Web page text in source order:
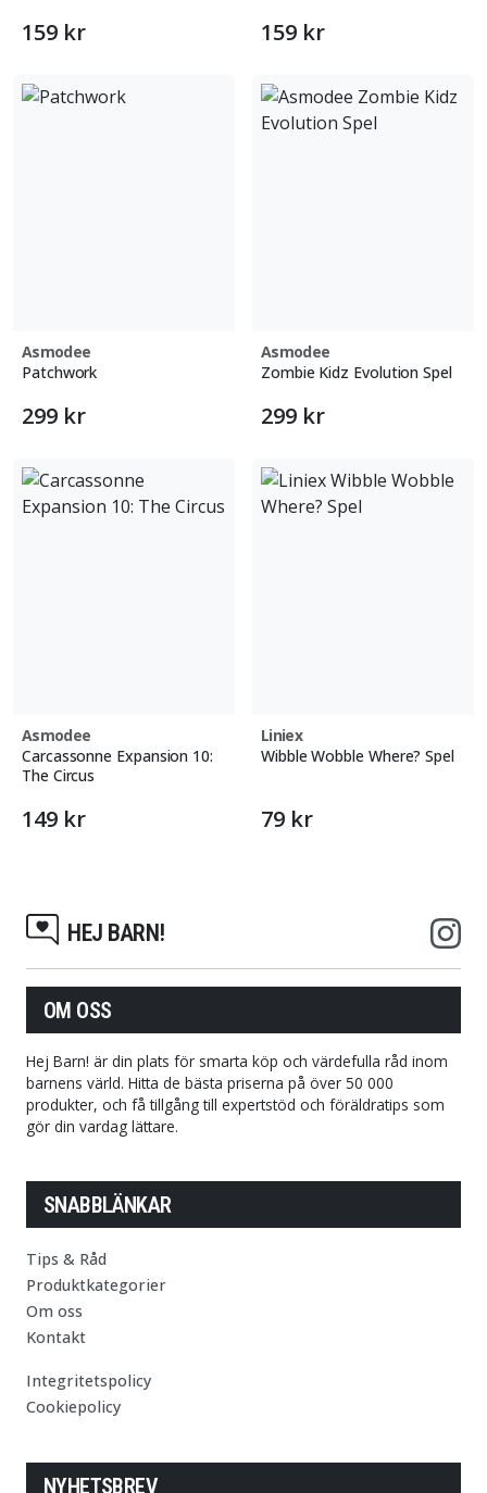
159 kr 159 kr
Asmodee
Patchwork
299 kr
Asmodee
Zombie Kidz Evolution Spel
299 kr
Asmodee
Carcassonne Expansion 10:
The Circus
149 kr
Liniex
Wibble Wobble Where? Spel
79 kr
HEJ BARN!
OM OSS
Hej Barn! är din plats för smarta köp och värdefulla råd inom
barnens värld. Hitta de bästa priserna på över 50 000
produkter, och få tillgång till expertstöd och föräldratips som
gör din vardag lättare.
SNABBLÄNKAR
Tips & Råd
Produktkategorier
Om oss
Kontakt
Integritetspolicy
Cookiepolicy
NYHETSBREV